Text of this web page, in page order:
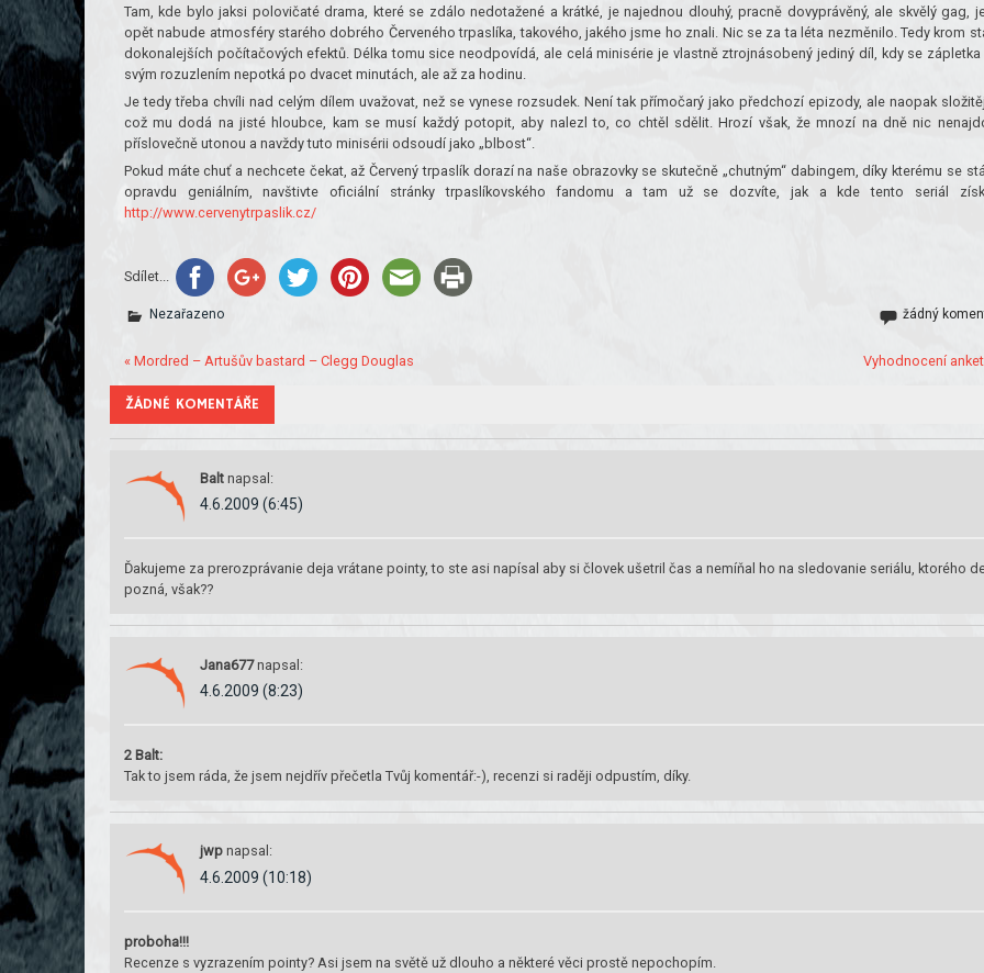
Tam, kde bylo jaksi polovičaté drama, které se zdálo nedotažené a krátké, je najednou dlouhý, pracně dovyprávěný, ale skvělý gag,
opět nabude atmosféry starého dobrého Červeného trpaslíka, takového, jakého jsme ho znali. Nic se za ta léta nezměnilo. Tedy krom
dokonalejších počítačových efektů. Délka tomu sice neodpovídá, ale celá minisérie je vlastně ztrojnásobený jediný díl, kdy se zápletka
svým rozuzlením nepotká po dvacet minutách, ale až za hodinu.
Je tedy třeba chvíli nad celým dílem uvažovat, než se vynese rozsudek. Není tak přímočarý jako předchozí epizody, ale naopak
což mu dodá na jisté hloubce, kam se musí každý potopit, aby nalezl to, co chtěl sdělit. Hrozí však, že mnozí na dně nic
příslovečně utonou a navždy tuto minisérii odsoudí jako „blbost“.
Pokud máte chuť a nechcete čekat, až Červený trpaslík dorazí na naše obrazovky se skutečně „chutným“ dabingem, díky kterému se
opravdu geniálním, navštivte oficiální stránky trpaslíkovského fandomu a tam už se dozvíte, jak a kde tento seriál
http://www.cervenytrpaslik.cz/
Sdílet...
Nezařazeno žádný
« Mordred – Artušův bastard – Clegg Douglas Vyhodnocení
ŽÁDNÉ KOMENTÁŘE
Balt napsal:
4.6.2009 (6:45)
Ďakujeme za prerozprávanie deja vrátane pointy, to ste asi napísal aby si človek ušetril čas a nemíňal ho na sledovanie seriálu, ktorého
pozná, však??
Jana677 napsal:
4.6.2009 (8:23)
2 Balt:
Tak to jsem ráda, že jsem nejdřív přečetla Tvůj komentář:-), recenzi si raději odpustím, díky.
jwp napsal:
4.6.2009 (10:18)
proboha!!!
Recenze s vyzrazením pointy? Asi jsem na světě už dlouho a některé věci prostě nepochopím.